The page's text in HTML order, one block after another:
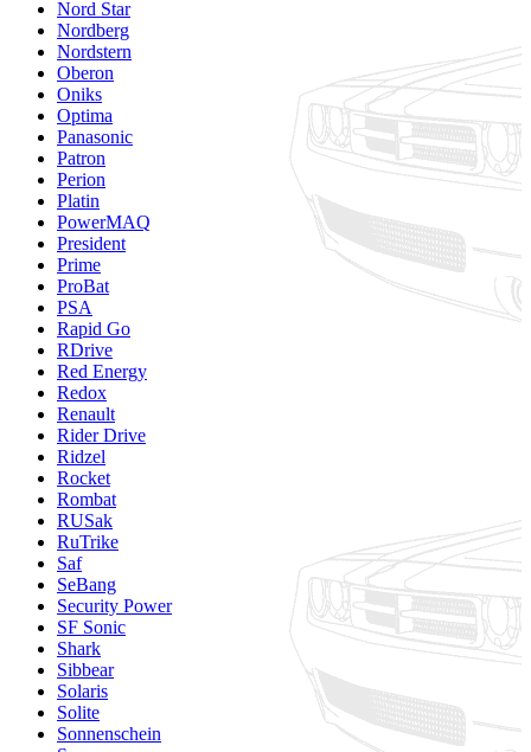
Nord Star
Nordberg
Nordstern
Oberon
Oniks
Optima
Panasonic
Patron
Perion
Platin
PowerMAQ
President
Prime
ProBat
PSA
Rapid Go
RDrive
Red Energy
Redox
Renault
Rider Drive
Ridzel
Rocket
Rombat
RUSak
RuTrike
Saf
SeBang
Security Power
SF Sonic
Shark
Sibbear
Solaris
Solite
Sonnenschein